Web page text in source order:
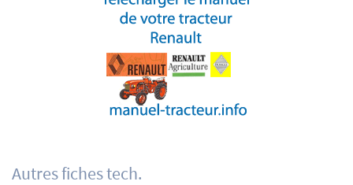
Autres fiches tech.